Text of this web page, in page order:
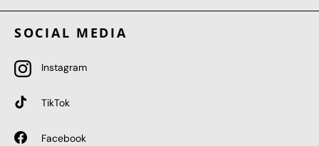
SOCIAL MEDIA
Instagram
TikTok
Facebook